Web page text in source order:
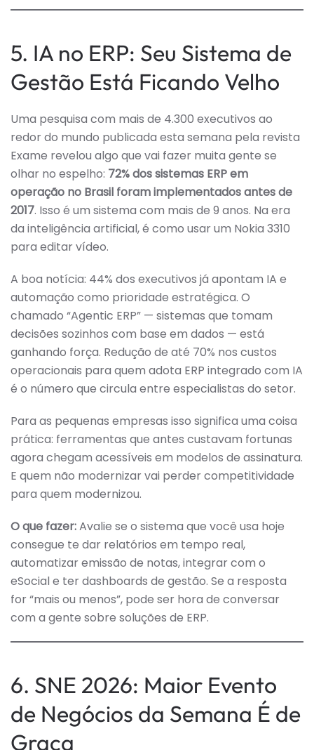
5. IA no ERP: Seu Sistema de
Gestão Está Ficando Velho
Uma pesquisa com mais de 4.300 executivos ao
redor do mundo publicada esta semana pela revista
Exame revelou algo que vai fazer muita gente se
olhar no espelho: 72% dos sistemas ERP em
operação no Brasil foram implementados antes de
2017. Isso é um sistema com mais de 9 anos. Na era
da inteligência artificial, é como usar um Nokia 3310
para editar vídeo.
A boa notícia: 44% dos executivos já apontam IA e
automação como prioridade estratégica. O
chamado “Agentic ERP” — sistemas que tomam
decisões sozinhos com base em dados — está
ganhando força. Redução de até 70% nos custos
operacionais para quem adota ERP integrado com IA
é o número que circula entre especialistas do setor.
Para as pequenas empresas isso significa uma coisa
prática: ferramentas que antes custavam fortunas
agora chegam acessíveis em modelos de assinatura.
E quem não modernizar vai perder competitividade
para quem modernizou.
O que fazer:Avalie se o sistema que você usa hoje
consegue te dar relatórios em tempo real,
automatizar emissão de notas, integrar com o
eSocial e ter dashboards de gestão. Se a resposta
for “mais ou menos”, pode ser hora de conversar
com a gente sobre soluções de ERP.
6. SNE 2026: Maior Evento
de Negócios da Semana É de
Graça